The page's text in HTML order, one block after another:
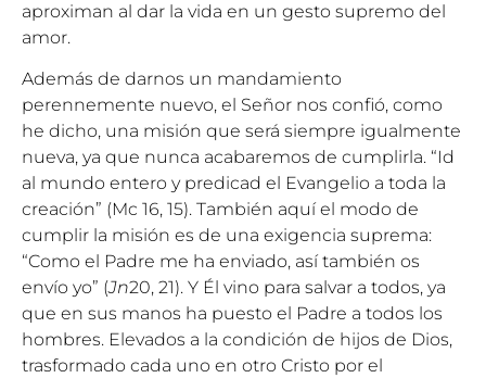
aproximan al dar la vida en un gesto supremo del
amor.
Además de darnos un mandamiento
perennemente nuevo, el Señor nos confió, como
he dicho, una misión que será siempre igualmente
nueva, ya que nunca acabaremos de cumplirla. “Id
al mundo entero y predicad el Evangelio a toda la
creación” (Mc 16, 15). También aquí el modo de
cumplir la misión es de una exigencia suprema:
“Como el Padre me ha enviado, así también os
envío yo” (Jn20, 21). Y Él vino para salvar a todos, ya
que en sus manos ha puesto el Padre a todos los
hombres. Elevados a la condición de hijos de Dios,
trasformado cada uno en otro Cristo por el